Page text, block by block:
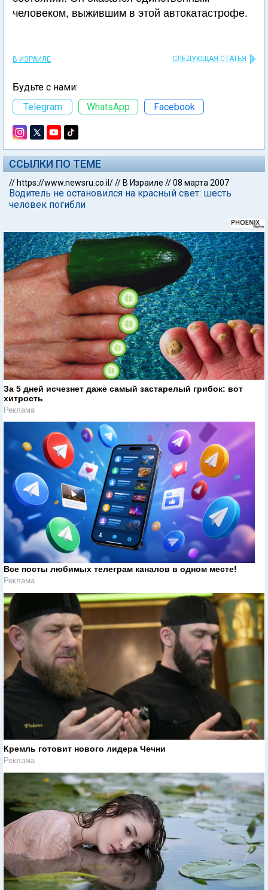
человеком, выжившим в этой автокатастрофе.
В ИЗРАИЛЕ СЛЕДУЮЩАЯ СТАТЬЯ
Будьте с нами:
Telegram
WhatsApp Facebook
ССЫЛКИ ПО ТЕМЕ
// https://www.newsru.co.il/// В Израиле //08 марта 2007
Водитель не остановился на красный свет: шесть
человек погибли
За 5 дней исчезнет даже самый застарелый грибок: вот
хитрость
Реклама
Все посты любимых телеграм каналов в одном месте!
Реклама
Кремль готовит нового лидера Чечни
Реклама